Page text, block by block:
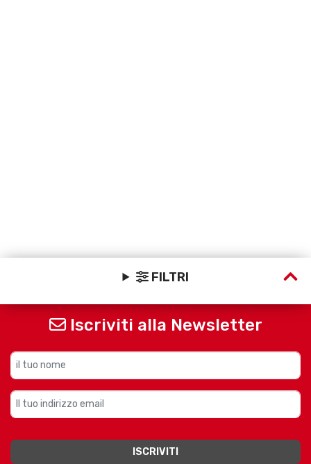
FILTRI
Iscriviti alla Newsletter